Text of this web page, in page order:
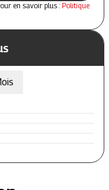
en savoir plus : Politique